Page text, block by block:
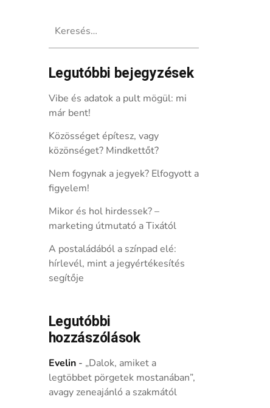
Legutóbbi bejegyzések
Vibe és adatok a pult mögül: mi
már bent!
Közösséget építesz, vagy
közönséget? Mindkettőt?
Nem fogynak a jegyek? Elfogyott a
figyelem!
Mikor és hol hirdessek? –
marketing útmutató a Tixától
A postaládából a színpad elé:
hírlevél, mint a jegyértékesítés
segítője
Legutóbbi
hozzászólások
Evelin- „Dalok, amiket a
legtöbbet pörgetek mostanában”,
avagy zeneajánló a szakmától